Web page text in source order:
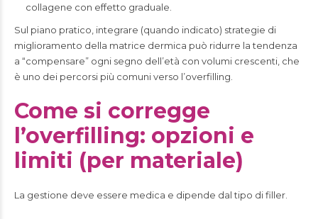
collagene con effetto graduale.
Sul piano pratico, integrare (quando indicato) strategie di
miglioramento della matrice dermica può ridurre la tendenza
a “compensare” ogni segno dell’età con volumi crescenti, che
è uno dei percorsi più comuni verso l’overfilling.
Come si corregge
l’overfilling: opzioni e
limiti (per materiale)
La gestione deve essere medica e dipende dal tipo di filler.